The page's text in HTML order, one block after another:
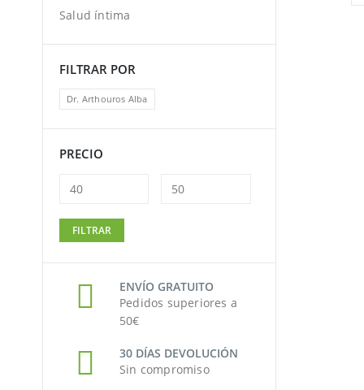
Salud íntima
FILTRAR POR
Dr. Arthouros Alba
PRECIO
mínimo
máximo
FILTRAR
ENVÍO GRATUITO
Pedidos superiores a
50€
30 DÍAS DEVOLUCIÓN
Sin compromiso